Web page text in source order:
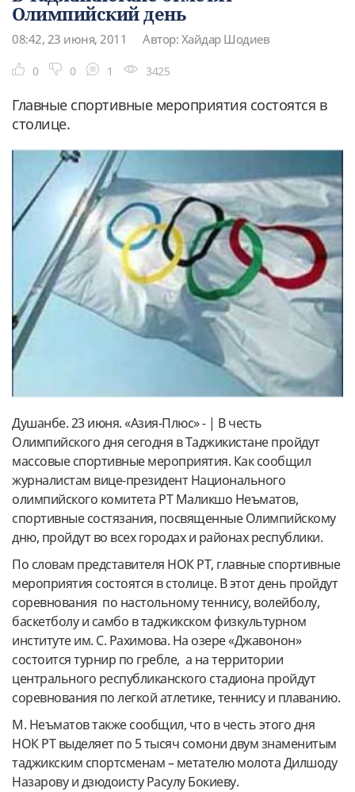
Олимпийский день
08:42, 23 июня, 2011 Автор: Хайдар Шодиев
0 0 1 3425
Главные спортивные мероприятия состоятся в
столице.
Душанбе. 23 июня. «Азия-Плюс» - | В честь
Олимпийского дня сегодня в Таджикистане пройдут
массовые спортивные мероприятия. Как сообщил
журналистам вице-президент Национального
олимпийского комитета РТ Маликшо Неъматов,
спортивные состязания, посвященные Олимпийскому
дню, пройдут во всех городах и районах республики.
По словам представителя НОК РТ, главные спортивные
мероприятия состоятся в столице. В этот день пройдут
соревнования по настольному теннису, волейболу,
баскетболу и самбо в таджикском физкультурном
институте им. С. Рахимова. На озере «Джавонон»
состоится турнир по гребле, а на территории
центрального республиканского стадиона пройдут
соревнования по легкой атлетике, теннису и плаванию.
М. Неъматов также сообщил, что в честь этого дня
НОК РТ выделяет по 5 тысяч сомони двум знаменитым
таджикским спортсменам – метателю молота Дилшоду
Назарову и дзюдоисту Расулу Бокиеву.